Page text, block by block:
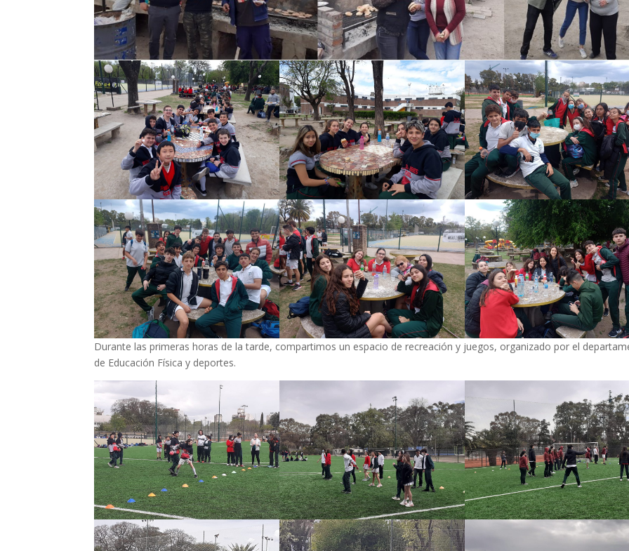
Durante las primeras horas de la tarde, compartimos un espacio de recreación y juegos, organizado por el
de Educación Física y deportes.